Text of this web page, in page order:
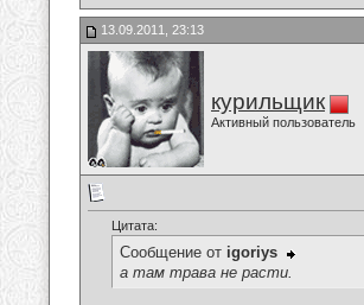
13.09.2011, 23:13
курильщик
Активный пользователь
Цитата:
Сообщение от igoriys
а там трава не расти.